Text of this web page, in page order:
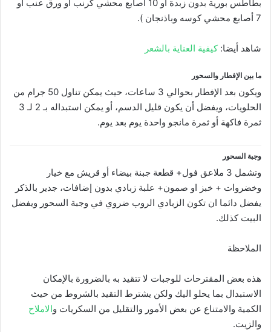
بطاطس بورية بدون زبدة أو 10 أصابع محشي كرنب أو ورق عنب أو
7 أصابع محشي كوسه وباذنجان ).
شاهد أيضا:كيفية العناية بالشعر
ما بين الإفطار والسحور
ويكون بعد الإفطار بحوالي 3 ساعات، حيث يمكن تناول 50 جرام من
الحلويات، ويفضل أن يكون قليل الدسم، أو يمكن استبداله بـ 2 لـ 3
ثمرة فاكهة أو ثمرة مانجو واحدة يوم بعد يوم.
وجبة السحور
وتشمل 3 ملاعق فول+ قطعة جبنة بيضاء أو قريش مع خيار
وخضروات + خبز او صمون+ علبة زبادي بدون إضافات، جدير بالذكر
يفضل دائما ان تكون الزبادي الروب ضروي في وجبة السحور ويفضل
البيت كذلك.
الملاحظة
هذه بعض المقترحات للوجبات لا تتقيد به بالضرورة بالإمكان
الاستبدال بما يحلو اليك ولكن يشترط التقيد بالشروط من حيث
الكمية والامتناع عن بعض الأمور والتقليل من السكريات والاملاح
والزيت.